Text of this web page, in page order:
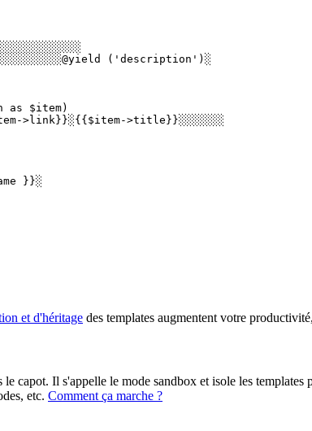
('description')░
as $item)
>link}}░{{$item->title}}░░░░░░░
}}░
et d'héritage des templates augmentent votre
capot. Il s'appelle le mode sandbox et isole les
etc. Comment ça marche ?